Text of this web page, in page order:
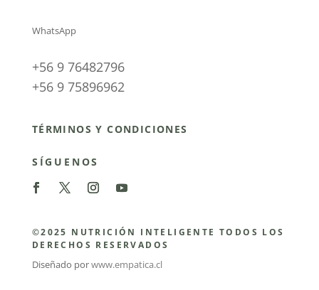
WhatsApp
+56 9 76482796
+56 9 75896962
TÉRMINOS Y CONDICIONES
SÍGUENOS
©2025 NUTRICIÓN INTELIGENTE TODOS LOS
DERECHOS RESERVADOS
Diseñado porwww.empatica.cl